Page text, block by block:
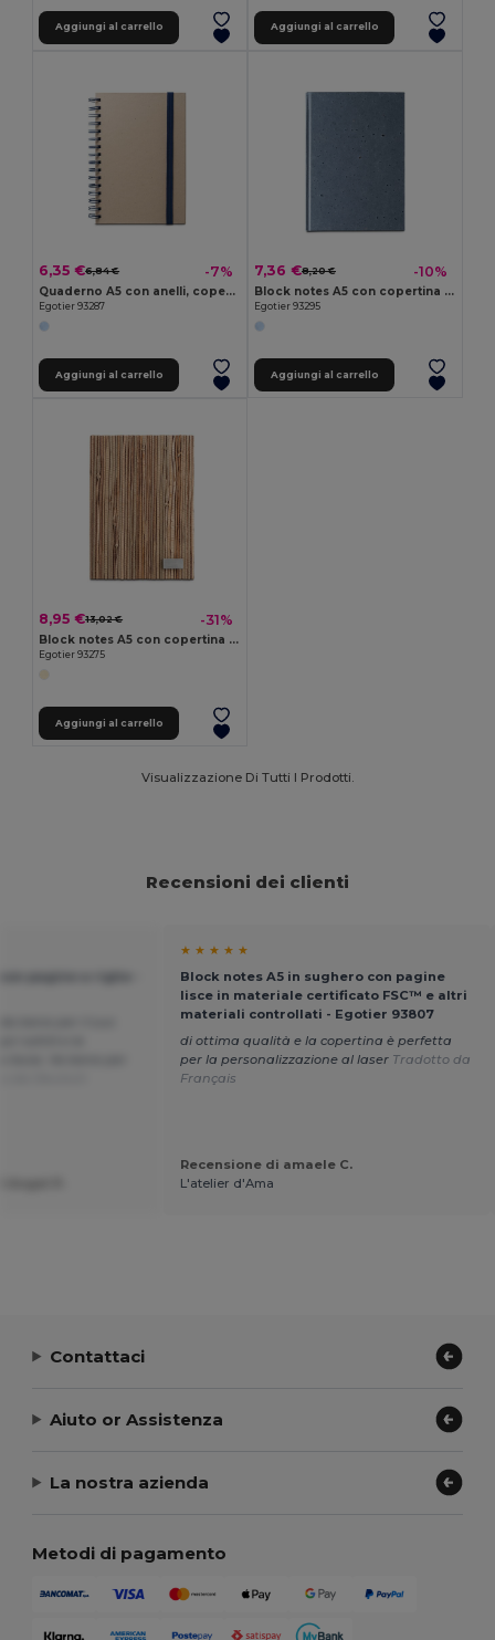
Aggiungi al carrello Aggiungi al carrello
6,35 €6,84 € -7%
Quaderno A5 con anelli, copertina rigida, in carta di canna da zucchero (80% canna da zucchero) con pagine semplici
Egotier 93287
Aggiungi al carrello
7,36 €8,20 € -10%
Block notes A5 con copertina semirigida fatta con gli scarti della buccia di caffé (65%)
Egotier 93295
Aggiungi al carrello
8,95 €13,02 € -31%
Block notes A5 con copertina rigida in fibra di paglia naturale
Egotier 93275
Aggiungi al carrello
Visualizzazione Di Tutti I Prodotti.
Recensioni dei clienti
★ ★ ★ ★ ★
Block notes A5 in sughero con pagine
lisce in materiale certificato FSC™ e altri
materiali controllati - Egotier 93807
di ottima qualità e la copertina è perfetta
per la personalizzazione al laser Tradotto da
Français
Recensione di amaele C.
L'atelier d'Ama
Contattaci
Aiuto or Assistenza
La nostra azienda
Metodi di pagamento